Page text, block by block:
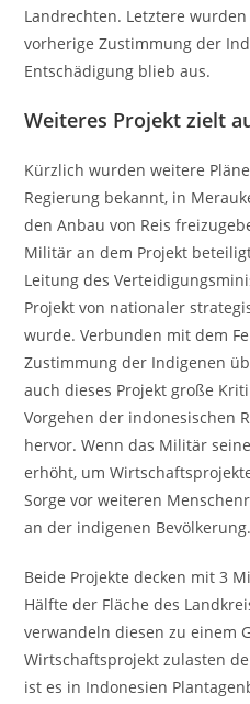
Landrechten. Letztere
vorherige Zustimmung der
Entschädigung blieb aus.
Weiteres Projekt zielt
Kürzlich wurden weitere
Regierung bekannt, in
den Anbau von Reis
Militär an dem Projekt
Leitung des
Projekt von nationaler
wurde. Verbunden mit dem
Zustimmung der Indigenen
auch dieses Projekt große
Vorgehen der indonesischen
hervor. Wenn das Militär
erhöht, um
Sorge vor weiteren
an der indigenen Bevölkerung.
Beide Projekte decken mit 3
Hälfte der Fläche des
verwandeln diesen zu einem
Wirtschaftsprojekt zulasten
ist es in Indonesien